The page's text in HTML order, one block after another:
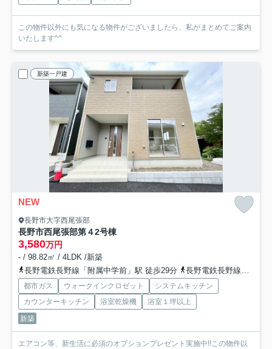
この物件以外にも気になる物件がございましたら、私がまとめてご案内
いたします^^
新築一戸建
NEW
長野市大字西尾張部
長野市西尾張部第４2号棟
3,580万円
- / 98.82㎡ / 4LDK /新築
長野電鉄長野線「附属中学前」駅 徒歩29分
長野電鉄長野線「朝陽」駅 徒歩30分
都市ガス ウォークインクロゼット
システムキッチン
カウンターキッチン
浴室乾燥機
浴室１坪以上
新築
エアコン等、新生活に必須のオプションプレゼント実施中!!この物件以